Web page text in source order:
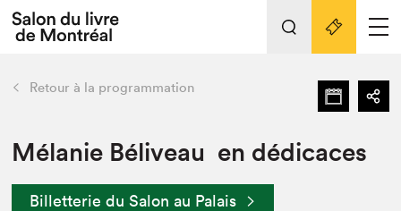
L'événement
Préparer sa visite au Salon
retour Nos activités
Préparer sa visite
Liens pratiques
Retour à la programmation
Mélanie Béliveau en dédicaces
Billetterie du Salon au Palais